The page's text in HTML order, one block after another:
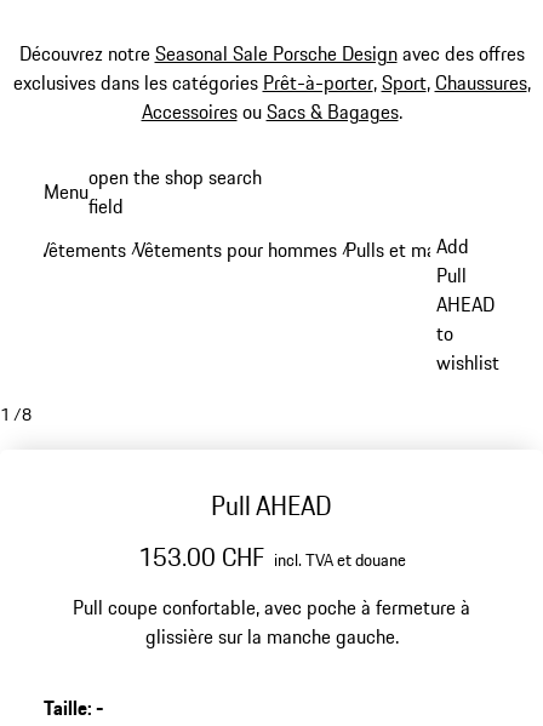
Découvrez notreSeasonal Sale Porsche Designavec des offres
exclusives dans les catégories Prêt-à-porter,Sport,Chaussures,
AccessoiresouSacs & Bagages.
principal
Menuopen the shop search
field
Vêtements /Vêtements pour hommes /Pulls et manches
Add
Pull
AHEAD
to
wishlist
1 /8
Pull AHEAD
153.00 CHF incl. TVA et douane
Pull coupe confortable, avec poche à fermeture à
glissière sur la manche gauche.
Taille:-